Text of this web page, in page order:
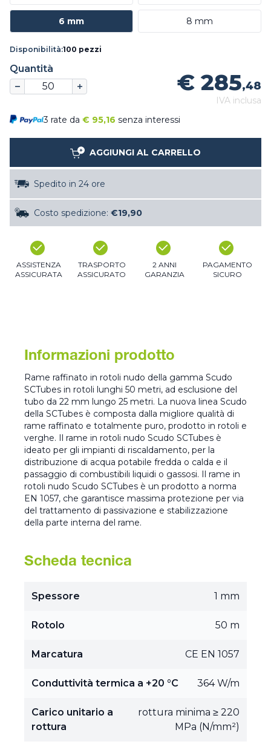
6 mm 8 mm
Disponibilità:100 pezzi
Quantità
€ 285,48
IVA inclusa
3 rate da € 95,16 senza interessi
AGGIUNGI AL CARRELLO
Spedito in 24 ore
Costo spedizione: €19,90
ASSISTENZA
ASSICURATA
TRASPORTO
ASSICURATO
2 ANNI
GARANZIA
PAGAMENTO
SICURO
Informazioni prodotto
Rame raffinato in rotoli nudo della gamma Scudo
SCTubes in rotoli lunghi 50 metri, ad esclusione del
tubo da 22 mm lungo 25 metri. La nuova linea Scudo
della SCTubes è composta dalla migliore qualità di
rame raffinato e totalmente puro, prodotto in rotoli e
verghe. Il rame in rotoli nudo Scudo SCTubes è
ideato per gli impianti di riscaldamento, per la
distribuzione di acqua potabile fredda o calda e il
passaggio di combustibili liquidi o gassosi. Il rame in
rotoli nudo Scudo SCTubes è un prodotto a norma
EN 1057, che garantisce massima protezione per via
del trattamento di passivazione e stabilizzazione
della parte interna del rame.
Scheda tecnica
Spessore 1 mm
Rotolo 50 m
Marcatura CE EN 1057
Conduttività termica a +20 °C 364 W/m
Carico unitario a
rottura
rottura minima ≥ 220
MPa (N/mm²)